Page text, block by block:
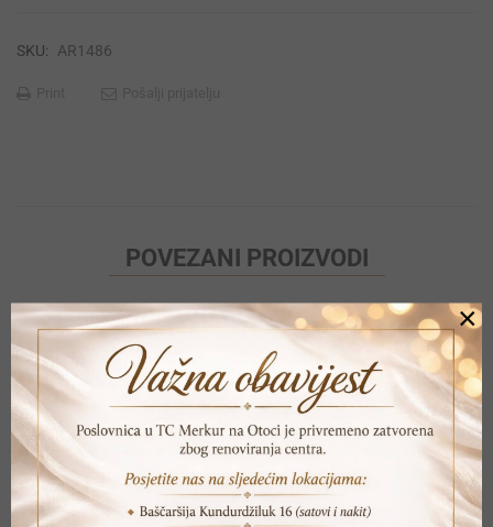
SKU: AR1486
POVEZANI PROIZVODI
×